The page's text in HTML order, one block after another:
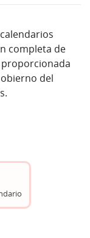
completa de
del